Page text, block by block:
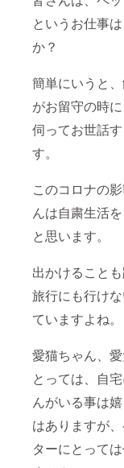
というお仕事
か？
簡単にいうと
がお留守の時
伺ってお世話
す。
このコロナの
んは自粛生活
と思います。
出かけることも
旅行にも行け
ていますよね。
愛猫ちゃん、
とっては、自
んがいる事は
はありますが
ターにとって